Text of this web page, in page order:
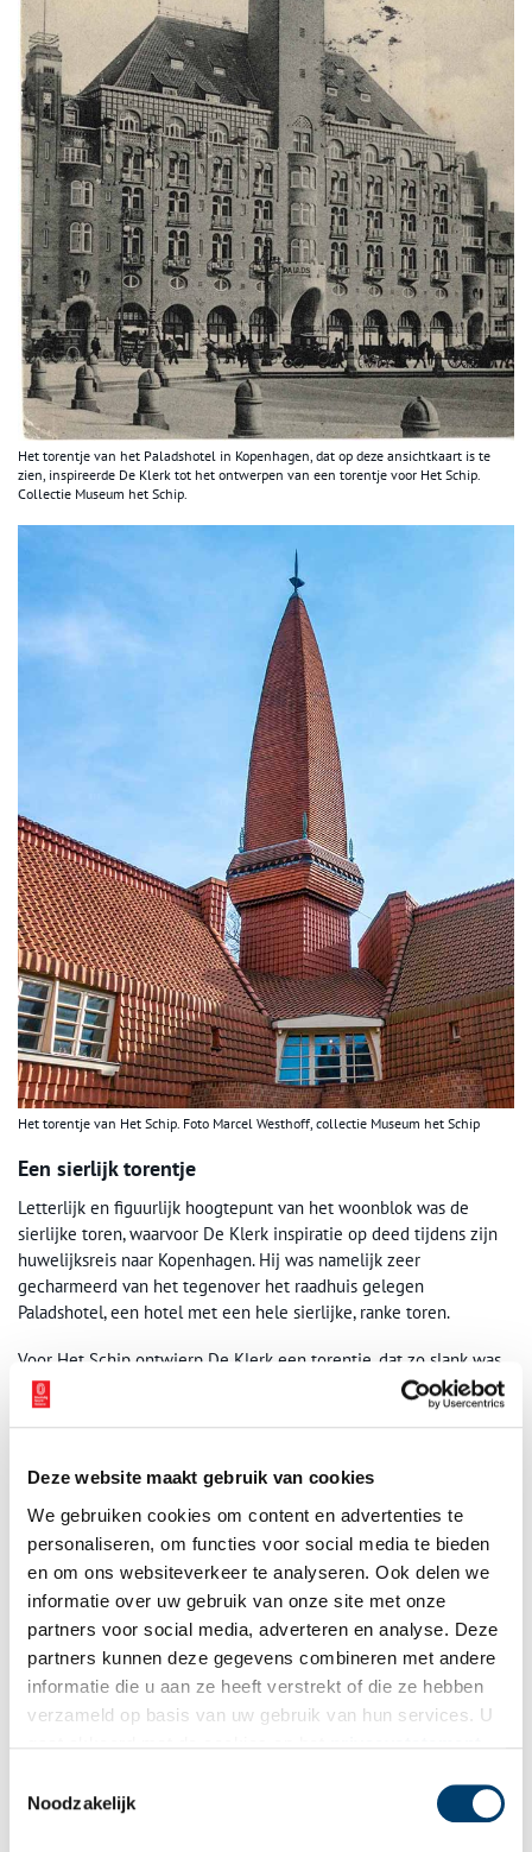
Deze website maakt gebruik van cookies
We gebruiken cookies om content en advertenties te
personaliseren, om functies voor social media te bieden
en om ons websiteverkeer te analyseren. Ook delen we
informatie over uw gebruik van onze site met onze
partners voor social media, adverteren en analyse. Deze
partners kunnen deze gegevens combineren met andere
informatie die u aan ze heeft verstrekt of die ze hebben
verzameld op basis van uw gebruik van hun services. U
Noodzakelijk
Het torentje van het Paladshotel in Kopenhagen, dat op deze ansichtkaart is te
zien, inspireerde De Klerk tot het ontwerpen van een torentje voor Het Schip.
Collectie Museum het Schip.
Het torentje van Het Schip. Foto Marcel Westhoff, collectie Museum het Schip
Een sierlijk torentje
Letterlijk en figuurlijk hoogtepunt van het woonblok was de
sierlijke toren, waarvoor De Klerk inspiratie op deed tijdens zijn
huwelijksreis naar Kopenhagen. Hij was namelijk zeer
gecharmeerd van het tegenover het raadhuis gelegen
Paladshotel, een hotel met een hele sierlijke, ranke toren.
Voor Het Schip ontwierp De Klerk een torentje, dat zo slank was
dat een medewerker die bij de bouw van woonblok was
betrokken vreesde dat het bij storm zou omvallen. Toen de
geweest dat de toren er nog stond.
In 1918 kwamen de woningen aan de Hembrugstraat gereed, die De Klerk in